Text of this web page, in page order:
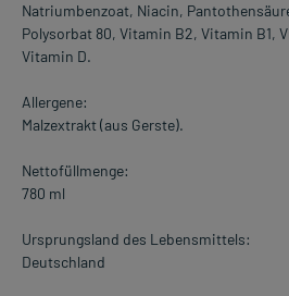
Natriumbenzoat, Niacin,
Polysorbat 80, Vitamin B2, Vitamin B1,
Vitamin D.
Allergene:
Malzextrakt (aus Gerste).
Nettofüllmenge:
780 ml
Ursprungsland des Lebensmittels:
Deutschland